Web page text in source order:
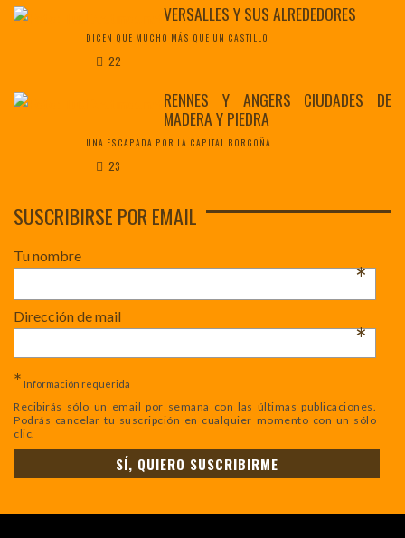
VERSALLES Y SUS ALREDEDORES
DICEN QUE MUCHO MÁS QUE UN CASTILLO
22
RENNES Y ANGERS CIUDADES DE
MADERA Y PIEDRA
UNA ESCAPADA POR LA CAPITAL BORGOÑA
23
SUSCRIBIRSE POR EMAIL
Tu nombre
*
Dirección de mail
*
* Información requerida
Recibirás sólo un email por semana con las últimas publicaciones.
Podrás cancelar tu suscripción en cualquier momento con un sólo
clic.